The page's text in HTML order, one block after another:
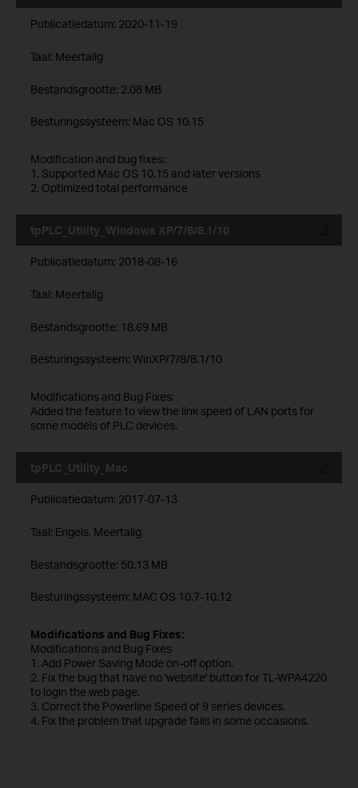
Publicatiedatum: 2020-11-19
Taal: Meertalig
Bestandsgrootte: 2.08 MB
Besturingssysteem: Mac OS 10.15
Modification and bug fixes:
1. Supported Mac OS 10.15 and later versions
2. Optimized total performance
tpPLC_Utility_Windows XP/7/8/8.1/10
Publicatiedatum: 2018-08-16
Taal: Meertalig
Bestandsgrootte: 18.69 MB
Besturingssysteem: WinXP/7/8/8.1/10
Modifications and Bug Fixes:
Added the feature to view the link speed of LAN ports for
some models of PLC devices.
tpPLC_Utility_Mac
Publicatiedatum: 2017-07-13
Taal: Engels, Meertalig
Bestandsgrootte: 50.13 MB
Besturingssysteem: MAC OS 10.7-10.12
Modifications and Bug Fixes:
Modifications and Bug Fixes
1. Add Power Saving Mode on-off option.
2. Fix the bug that have no 'website' button for TL-WPA4220
to login the web page.
3. Correct the Powerline Speed of 9 series devices.
4. Fix the problem that upgrade fails in some occasions.